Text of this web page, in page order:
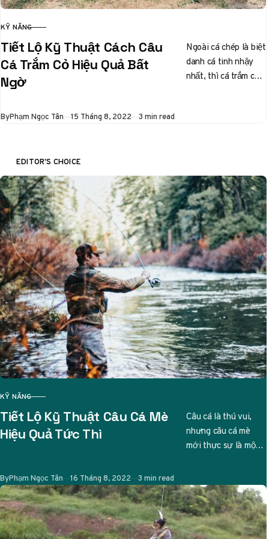
CATEGORY
KỸ NĂNG
Tiết Lộ Kỹ Thuật Cách Câu
Cá Trắm Cỏ Hiệu Quả Bất
Ngờ
Ngoài cá chép là biệt
danh cá tinh nhậy
nhất, thì cá trắm cỏ
ByPhạm Ngọc Tân Published
15 Tháng 8, 2022 3 min read
EDITOR'S CHOICE
CATEGORY
KỸ NĂNG
Tiết Lộ Kỹ Thuật Câu Cá Mè
Hiệu Quả Tức Thì
Câu cá là thú vui,
nhưng câu cá mè
mới thực sự là một
ByPhạm Ngọc Tân Published
16 Tháng 8, 2022 3 min read